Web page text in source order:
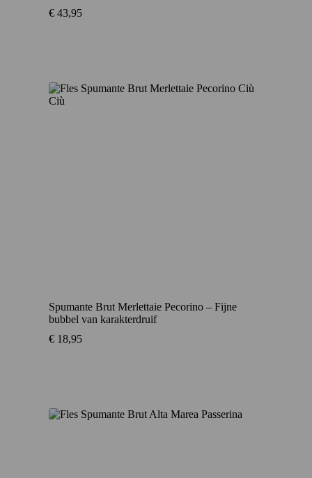
€ 43,95
Spumante Brut Merlettaie Pecorino – Fijne
bubbel van karakterdruif
€ 18,95